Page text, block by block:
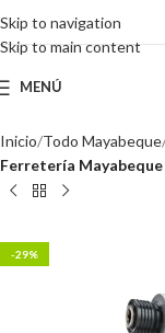
Skip to navigation
Skip to main content
MENÚ
Inicio Todo Mayabeque
Ferretería Mayabeque
-29%